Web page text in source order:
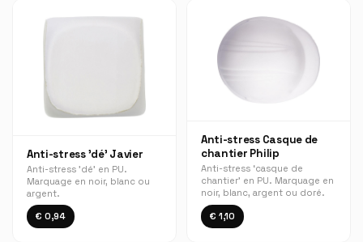
Anti-stress 'dé' Javier
Anti-stress 'dé' en PU.
Marquage en noir, blanc ou
argent.
€ 0,94
Anti-stress Casque de
chantier Philip
Anti-stress ‘casque de
chantier’ en PU. Marquage en
noir, blanc, argent ou doré.
€ 1,10